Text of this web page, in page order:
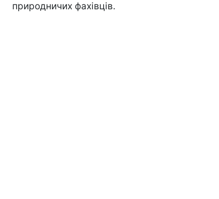
природничих фахівців.